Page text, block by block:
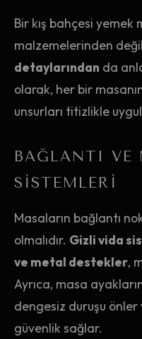
Bir kış bahçesi yemek
malzemelerinden
detaylarından da
olarak, her bir
unsurları titizlikle
BAĞLANTI VE
SISTEMLERI
Masaların bağlantı
olmalıdır. Gizli vida
ve metal destekler,
Ayrıca, masa
dengesiz duruşu önler
güvenlik sağlar.